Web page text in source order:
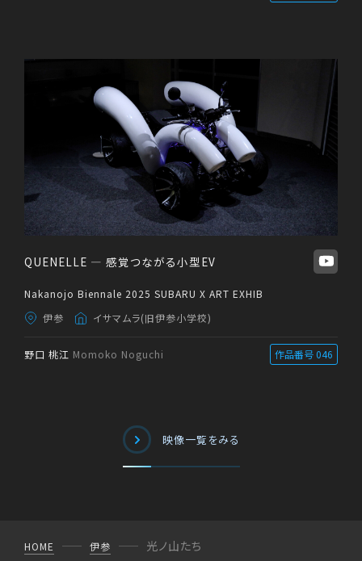
QUENELLE — 感覚つながる小型EV
Nakanojo Biennale 2025 SUBARU X ART EXHIB
伊参
イサマムラ(旧伊参小学校)
野口 桃江 Momoko Noguchi 作品番号 046
映像一覧をみる
HOME 伊参 光ノ山たち